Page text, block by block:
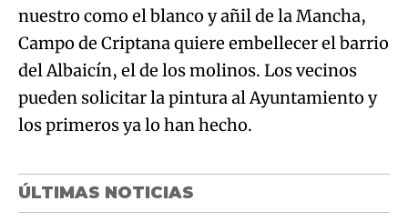
nuestro como el blanco y añil de la Mancha,
Campo de Criptana quiere embellecer el barrio
del Albaicín, el de los molinos. Los vecinos
pueden solicitar la pintura al Ayuntamiento y
los primeros ya lo han hecho.
ÚLTIMAS NOTICIAS